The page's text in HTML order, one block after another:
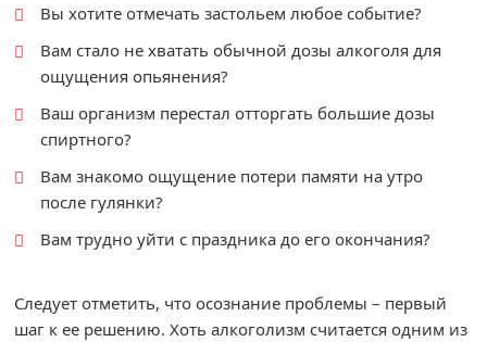
Вы хотите отмечать застольем любое событие?
Вам стало не хватать обычной дозы алкоголя для
ощущения опьянения?
Ваш организм перестал отторгать большие дозы
спиртного?
Вам знакомо ощущение потери памяти на утро
после гулянки?
Вам трудно уйти с праздника до его окончания?
Следует отметить, что осознание проблемы – первый
шаг к ее решению. Хоть алкоголизм считается одним из